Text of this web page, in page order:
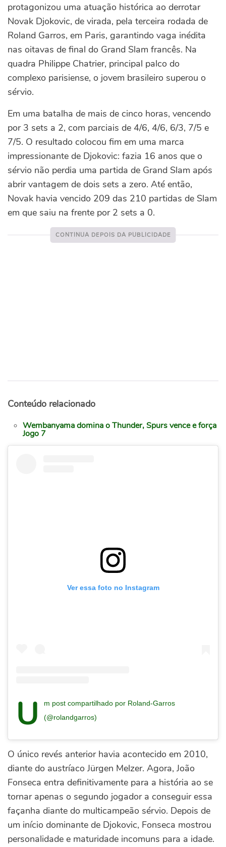
protagonizou uma atuação histórica ao derrotar
Novak Djokovic, de virada, pela terceira rodada de
Roland Garros, em Paris, garantindo vaga inédita
nas oitavas de final do Grand Slam francês. Na
quadra Philippe Chatrier, principal palco do
complexo parisiense, o jovem brasileiro superou o
sérvio.
Em uma batalha de mais de cinco horas, vencendo
por 3 sets a 2, com parciais de 4/6, 4/6, 6/3, 7/5 e
7/5. O resultado colocou fim em uma marca
impressionante de Djokovic: fazia 16 anos que o
sérvio não perdia uma partida de Grand Slam após
abrir vantagem de dois sets a zero. Até então,
Novak havia vencido 209 das 210 partidas de Slam
em que saiu na frente por 2 sets a 0.
Conteúdo relacionado
Wembanyama domina o Thunder, Spurs vence e força
Jogo 7
Ver essa foto no Instagram
Um post compartilhado por Roland-Garros
(@rolandgarros)
O único revés anterior havia acontecido em 2010,
diante do austríaco Jürgen Melzer. Agora, João
Fonseca entra definitivamente para a história ao se
tornar apenas o segundo jogador a conseguir essa
façanha diante do multicampeão sérvio. Depois de
um início dominante de Djokovic, Fonseca mostrou
personalidade e maturidade incomuns para a idade.